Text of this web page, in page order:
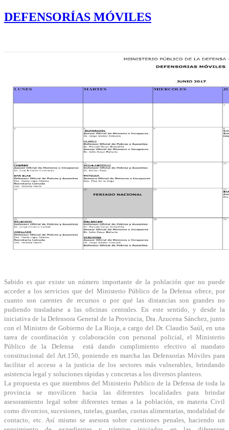
DEFENSORÍAS MÓVILES
Sabido es que existe un número importante de la población que no puede
acceder a los servicios que del Ministerio Público de la Defensa ofrece, por
cuanto son carentes de recursos o por qué las distancias son grandes no
pudiendo trasladarse a las oficinas centrales. En este sentido, y desde la
iniciativa de la Defensora General de la Provincia, Dra. Azucena Sánchez, junto
con el Ministro de Gobierno de La Rioja, a cargo del Dr. Claudio Saúl, en una
tarea de coordinación y colaboración con personal policial, el Ministerio
Público de la Defensa está dando cumplimiento efectivo al mandato
constitucional del Art.150, poniendo en marcha las Defensorías Móviles para
facilitar el acceso a la justicia de los sectores más vulnerables, brindando
asistencia legal y soluciones rápidas y concretas a los diversos planteos.
La propuesta es que miembros del Ministerio Publico de la Defensa de toda la
provincia se movilicen hacia las diferentes localidades para brindar
asesoramiento legal sobre diferentes temas a la población, en materia Civil
como divorcios, sucesiones, tutelas, guardas, cuotas alimentarias, modalidad de
contacto, etc. Así mismo se asesora sobre cuestiones penales, haciendo un